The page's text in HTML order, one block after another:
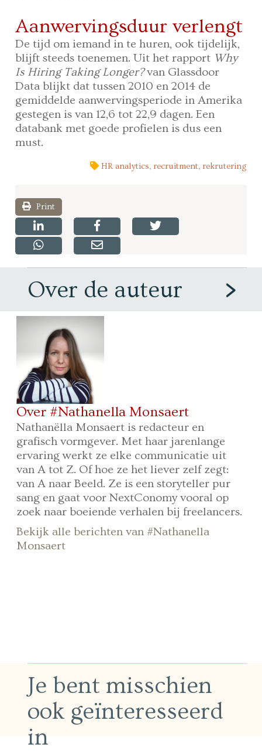
Aanwervingsduur verlengt
De tijd om iemand in te huren, ook tijdelijk,
blijft steeds toenemen. Uit het rapport Why
Is Hiring Taking Longer?van Glassdoor
Data blijkt dat tussen 2010 en 2014 de
gemiddelde aanwervingsperiode in Amerika
gestegen is van 12,6 tot 22,9 dagen. Een
databank met goede profielen is dus een
must.
HR analytics, recruitment, rekrutering
Print
Over de auteur
Over #Nathanella Monsaert
Nathanëlla Monsaert is redacteur en
grafisch vormgever. Met haar jarenlange
ervaring werkt ze elke communicatie uit
van A tot Z. Of hoe ze het liever zelf zegt:
van A naar Beeld. Ze is een storyteller pur
sang en gaat voor NextConomy vooral op
zoek naar boeiende verhalen bij freelancers.
Bekijk alle berichten van #Nathanella
Monsaert
Je bent misschien
ook geïnteresseerd
in